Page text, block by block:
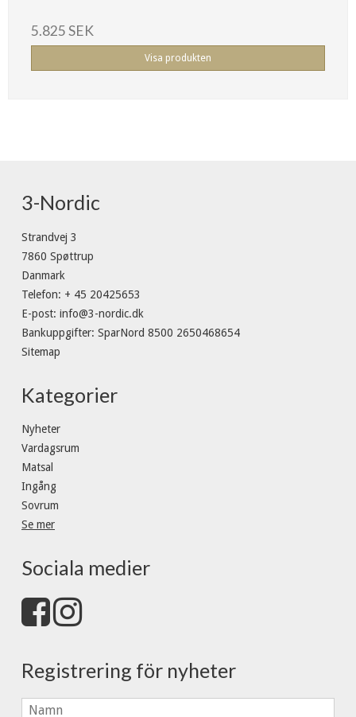
5.825 SEK
Visa produkten
3-Nordic
Strandvej 3
7860 Spøttrup
Danmark
Telefon: + 45 20425653
E-post: info@3-nordic.dk
Bankuppgifter: SparNord 8500 2650468654
Sitemap
Kategorier
Nyheter
Vardagsrum
Matsal
Ingång
Sovrum
Se mer
Sociala medier
Registrering för nyheter